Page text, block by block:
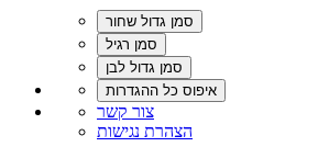
צור קשר
הצהרת נגישות